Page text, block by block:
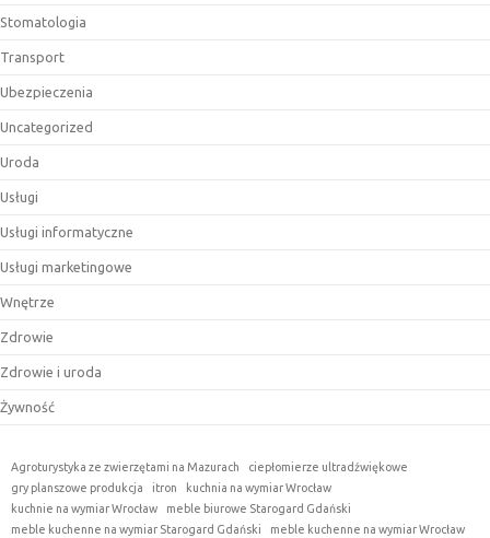
Stomatologia
Transport
Ubezpieczenia
Uncategorized
Uroda
Usługi
Usługi informatyczne
Usługi marketingowe
Wnętrze
Zdrowie
Zdrowie i uroda
Żywność
Agroturystyka ze zwierzętami na Mazurach
ciepłomierze ultradźwiękowe
gry planszowe produkcja
itron
kuchnia na wymiar Wrocław
kuchnie na wymiar Wrocław
meble biurowe Starogard Gdański
meble kuchenne na wymiar Starogard Gdański
meble kuchenne na wymiar Wrocław